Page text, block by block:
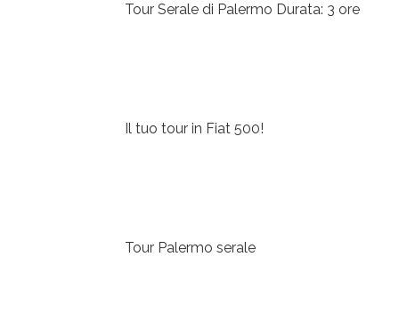
Tour Serale di Palermo Durata: 3 ore
Il tuo tour in Fiat 500!
Tour Palermo serale